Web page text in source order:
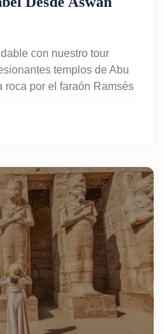
con nuestro tour
templos de Abu
roca por el faraón Ramsés
por su grandeza
y disfruta de un
historia, misterio y
Una experiencia
viajero en Egipto.